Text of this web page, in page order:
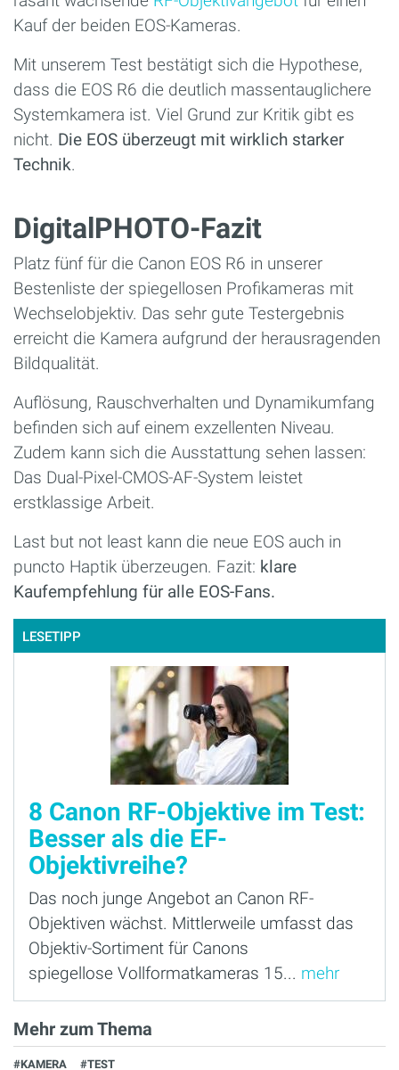
Kauf der beiden EOS-Kameras.
Mit unserem Test bestätigt sich die Hypothese,
dass die EOS R6 die deutlich massentauglichere
Systemkamera ist. Viel Grund zur Kritik gibt es
nicht. Die EOS überzeugt mit wirklich starker
Technik.
DigitalPHOTO-Fazit
Platz fünf für die Canon EOS R6 in unserer
Bestenliste der spiegellosen Profikameras mit
Wechselobjektiv. Das sehr gute Testergebnis
erreicht die Kamera aufgrund der herausragenden
Bildqualität.
Auflösung, Rauschverhalten und Dynamikumfang
befinden sich auf einem exzellenten Niveau.
Zudem kann sich die Ausstattung sehen lassen:
Das Dual-Pixel-CMOS-AF-System leistet
erstklassige Arbeit.
Last but not least kann die neue EOS auch in
puncto Haptik überzeugen. Fazit: klare
Kaufempfehlung für alle EOS-Fans.
LESETIPP
8 Canon RF-Objektive im Test:
Besser als die EF-
Objektivreihe?
Das noch junge Angebot an Canon RF-
Objektiven wächst. Mittlerweile umfasst das
Objektiv-Sortiment für Canons
spiegellose Vollformatkameras 15... mehr
Mehr zum Thema
#KAMERA #TEST